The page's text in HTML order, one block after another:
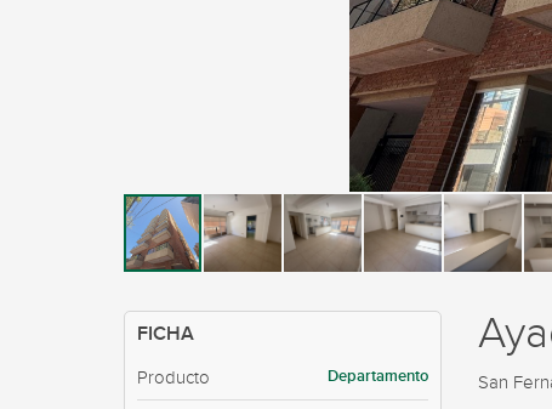
FICHA
Producto Departamento
San